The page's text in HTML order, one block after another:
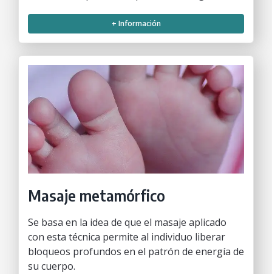
+ Información
Masaje metamórfico
Se basa en la idea de que el masaje aplicado
con esta técnica permite al individuo liberar
bloqueos profundos en el patrón de energía de
su cuerpo.